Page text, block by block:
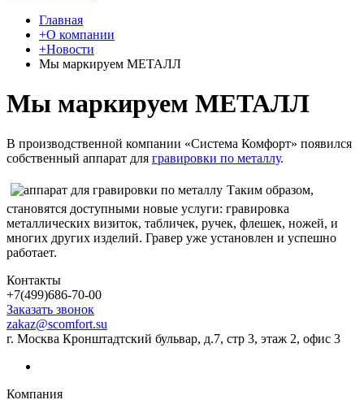
Главная
+О компании
+Новости
Мы маркируем МЕТАЛЛ
Мы маркируем МЕТАЛЛ
В производственной компании «Система Комфорт» появился
собственный аппарат для гравировки по металлу.
Таким образом,
становятся доступными новые услуги: гравировка
металлических визиток, табличек, ручек, флешек, ножей, и
многих других изделий. Гравер уже установлен и успешно
работает.
Контакты
+7(499)686-70-00
Заказать звонок
zakaz@scomfort.su
г. Москва Кронштадтский бульвар, д.7, стр 3, этаж 2, офис 3
Компания